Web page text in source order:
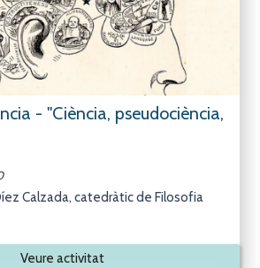
- "Ciència, pseudociència,
Calzada, catedràtic de Filosofia
Veure activitat